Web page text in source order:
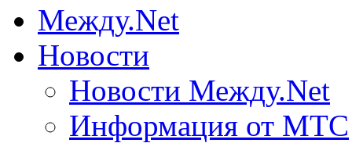
Между.Net
Новости
Новости Между.Net
Информация от МТС